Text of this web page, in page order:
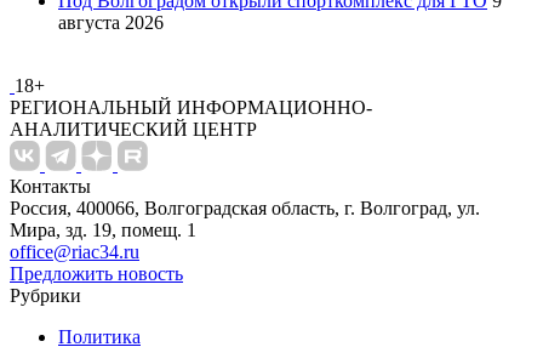
августа 2026
18+
РЕГИОНАЛЬНЫЙ ИНФОРМАЦИОННО-
АНАЛИТИЧЕСКИЙ ЦЕНТР
Контакты
Россия, 400066, Волгоградская область, г. Волгоград, ул.
Мира, зд. 19, помещ. 1
office@riac34.ru
Предложить новость
Рубрики
Политика